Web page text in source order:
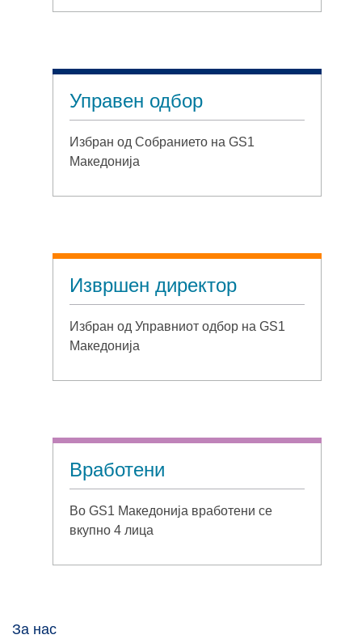
Управен одбор
Избран од Собранието на GS1
Македонија
Извршен директор
Избран од Управниот одбор на GS1
Македонија
Вработени
Во GS1 Македонија вработени се
вкупно 4 лица
За нас